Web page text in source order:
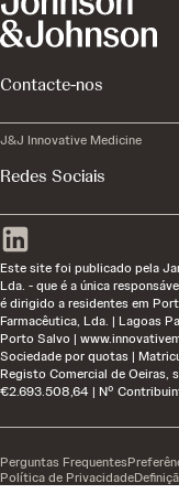
Contacte-nos
J&J Innovative Medicine
Redes Sociais
Este site foi publicado pela
Lda. - que é a única
é dirigido a residentes em
Farmacêutica, Lda. | Lagoas
Porto Salvo |
Sociedade por quotas |
Registo Comercial de Oeiras,
€2.693.508,64 | Nº
Perguntas Frequentes
Política de Privacidade